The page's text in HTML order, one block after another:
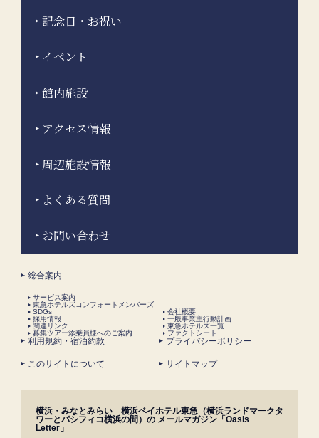
記念日・お祝い
イベント
館内施設
アクセス情報
周辺施設情報
よくある質問
お問い合わせ
総合案内
サービス案内
東急ホテルズコンフォートメンバーズ
SDGs
会社概要
採用情報
一般事業主行動計画
関連リンク
東急ホテルズ一覧
募集ツアー添乗員様へのご案内
ファクトシート
利用規約・宿泊約款 プライバシーポリシー
このサイトについて サイトマップ
横浜・みなとみらい 横浜ベイホテル東急（横浜ランドマークタ
ワーとパシフィコ横浜の間）の メールマガジン「Oasis
Letter」